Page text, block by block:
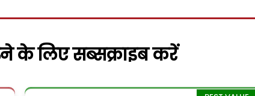
के लिए सब्सक्राइब करें